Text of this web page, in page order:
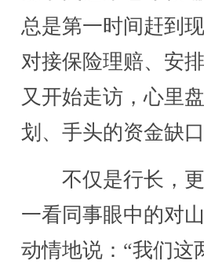
总是第一时间赶到
对接保险理赔、安
又开始走访，心里
划、手头的资金缺口
不仅是行长，更
一看同事眼中的对
动情地说：“我们这